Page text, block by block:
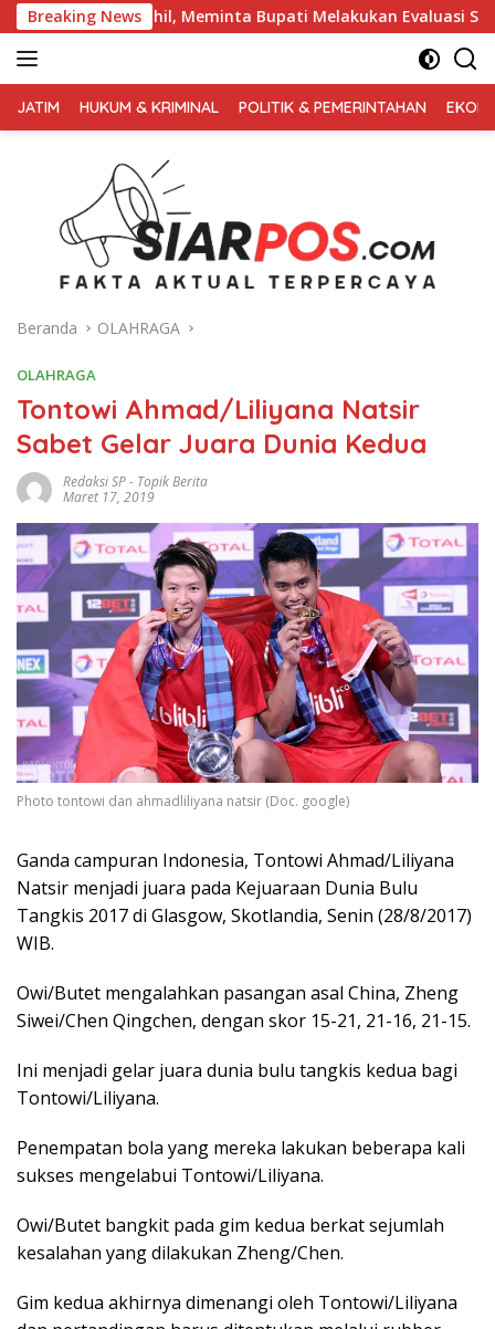
Langsung
ke
konten
Breaking News
Meminta Bupati Melakukan Evaluasi Secara Menyeluruh
TERPERCAYA
JATIM HUKUM & KRIMINAL POLITIK & PEMERINTAHAN
Beranda OLAHRAGA
OLAHRAGA
Tontowi Ahmad/Liliyana Natsir
Sabet Gelar Juara Dunia Kedua
Redaksi SP- Topik Berita
Maret 17, 2019
Photo tontowi dan ahmadliliyana natsir (Doc. google)
Ganda campuran Indonesia, Tontowi Ahmad/Liliyana
Natsir menjadi juara pada Kejuaraan Dunia Bulu
Tangkis 2017 di Glasgow, Skotlandia, Senin (28/8/2017)
WIB.
Owi/Butet mengalahkan pasangan asal China, Zheng
Siwei/Chen Qingchen, dengan skor 15-21, 21-16, 21-15.
Ini menjadi gelar juara dunia bulu tangkis kedua bagi
Tontowi/Liliyana.
Penempatan bola yang mereka lakukan beberapa kali
sukses mengelabui Tontowi/Liliyana.
Owi/Butet bangkit pada gim kedua berkat sejumlah
kesalahan yang dilakukan Zheng/Chen.
Gim kedua akhirnya dimenangi oleh Tontowi/Liliyana